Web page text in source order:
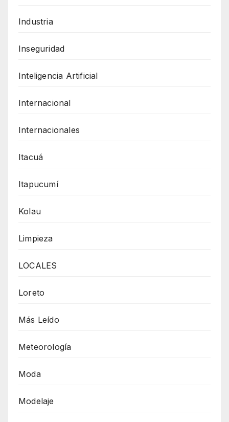
Industria
Inseguridad
Inteligencia Artificial
Internacional
Internacionales
Itacuá
Itapucumí
Kolau
Limpieza
LOCALES
Loreto
Más Leído
Meteorología
Moda
Modelaje